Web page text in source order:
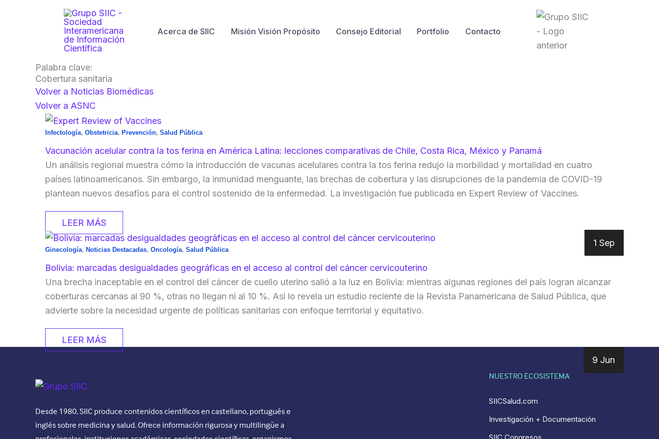
Acerca de SIIC Misión Visión Propósito Consejo Editorial Portfolio Contacto
Palabra clave:
Cobertura sanitaria
Volver a Noticias Biomédicas
Volver a ASNC
Infectología, Obstetricia, Prevención, Salud Pública
Vacunación acelular contra la tos ferina en América Latina: lecciones comparativas de Chile, Costa Rica, México y Panamá
Un análisis regional muestra cómo la introducción de vacunas acelulares contra la tos ferina redujo la morbilidad y mortalidad en cuatro
países latinoamericanos. Sin embargo, la inmunidad menguante, las brechas de cobertura y las disrupciones de la pandemia de COVID-19
plantean nuevos desafíos para el control sostenido de la enfermedad. La investigación fue publicada en Expert Review of Vaccines.
LEER MÁS
1 Sep
Ginecología, Noticias Destacadas, Oncología, Salud Pública
Bolivia: marcadas desigualdades geográficas en el acceso al control del cáncer cervicouterino
Una brecha inaceptable en el control del cáncer de cuello uterino salió a la luz en Bolivia: mientras algunas regiones del país logran alcanzar
coberturas cercanas al 90 %, otras no llegan ni al 10 %. Así lo revela un estudio reciente de la Revista Panamericana de Salud Pública, que
advierte sobre la necesidad urgente de políticas sanitarias con enfoque territorial y equitativo.
LEER MÁS
9 Jun
Desde 1980, SIIC produce contenidos científicos en castellano, portugués e
inglés sobre medicina y salud. Ofrece información rigurosa y multilingüe a
NUESTRO ECOSISTEMA
SIICSalud.com
Investigación + Documentación